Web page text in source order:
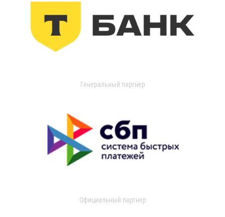
Генеральный партнер
Официальный партнер